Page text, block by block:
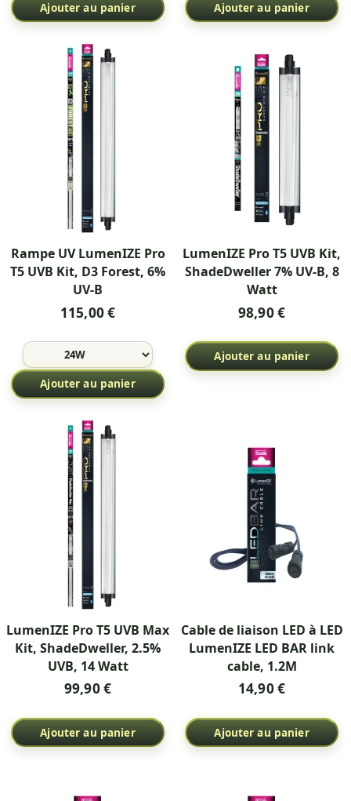
Ajouter au panier Ajouter au panier
Rampe UV LumenIZE Pro
T5 UVB Kit, D3 Forest, 6%
UV-B
115,00 €
Ajouter au panier
LumenIZE Pro T5 UVB Kit,
ShadeDweller 7% UV-B, 8
Watt
98,90 €
Ajouter au panier
LumenIZE Pro T5 UVB Max
Kit, ShadeDweller, 2.5%
UVB, 14 Watt
99,90 €
Ajouter au panier
Cable de liaison LED à LED
LumenIZE LED BAR link
cable, 1.2M
14,90 €
Ajouter au panier